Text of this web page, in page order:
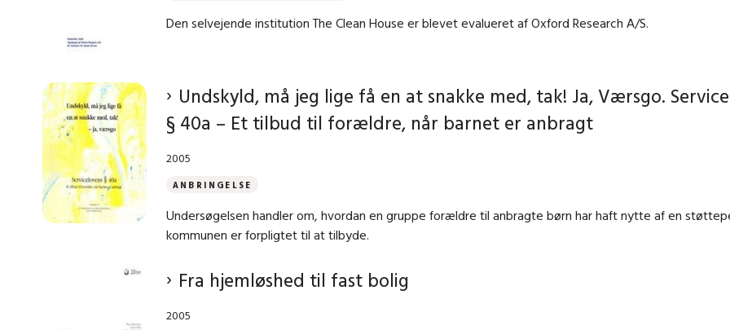
Den selvejende institution The Clean House er blevet evalueret af Oxford Research A/S.
Undskyld, må jeg lige få en at snakke med, tak! Ja, Værsgo.
§ 40a – Et tilbud til forældre, når barnet er anbragt
2005
ANBRINGELSE
Undersøgelsen handler om, hvordan en gruppe forældre til anbragte børn har haft nytte af en
kommunen er forpligtet til at tilbyde.
Fra hjemløshed til fast bolig
2005